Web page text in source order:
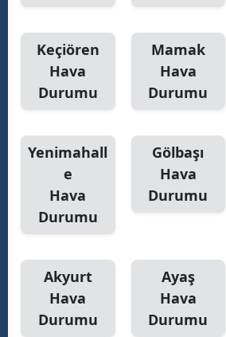
Keçiören
Hava
Durumu
Mamak
Hava
Durumu
Yenimahall
e
Hava
Durumu
Gölbaşı
Hava
Durumu
Akyurt
Hava
Durumu
Ayaş
Hava
Durumu